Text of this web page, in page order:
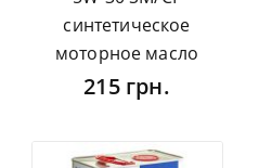
синтетическое
моторное масло
215 грн.